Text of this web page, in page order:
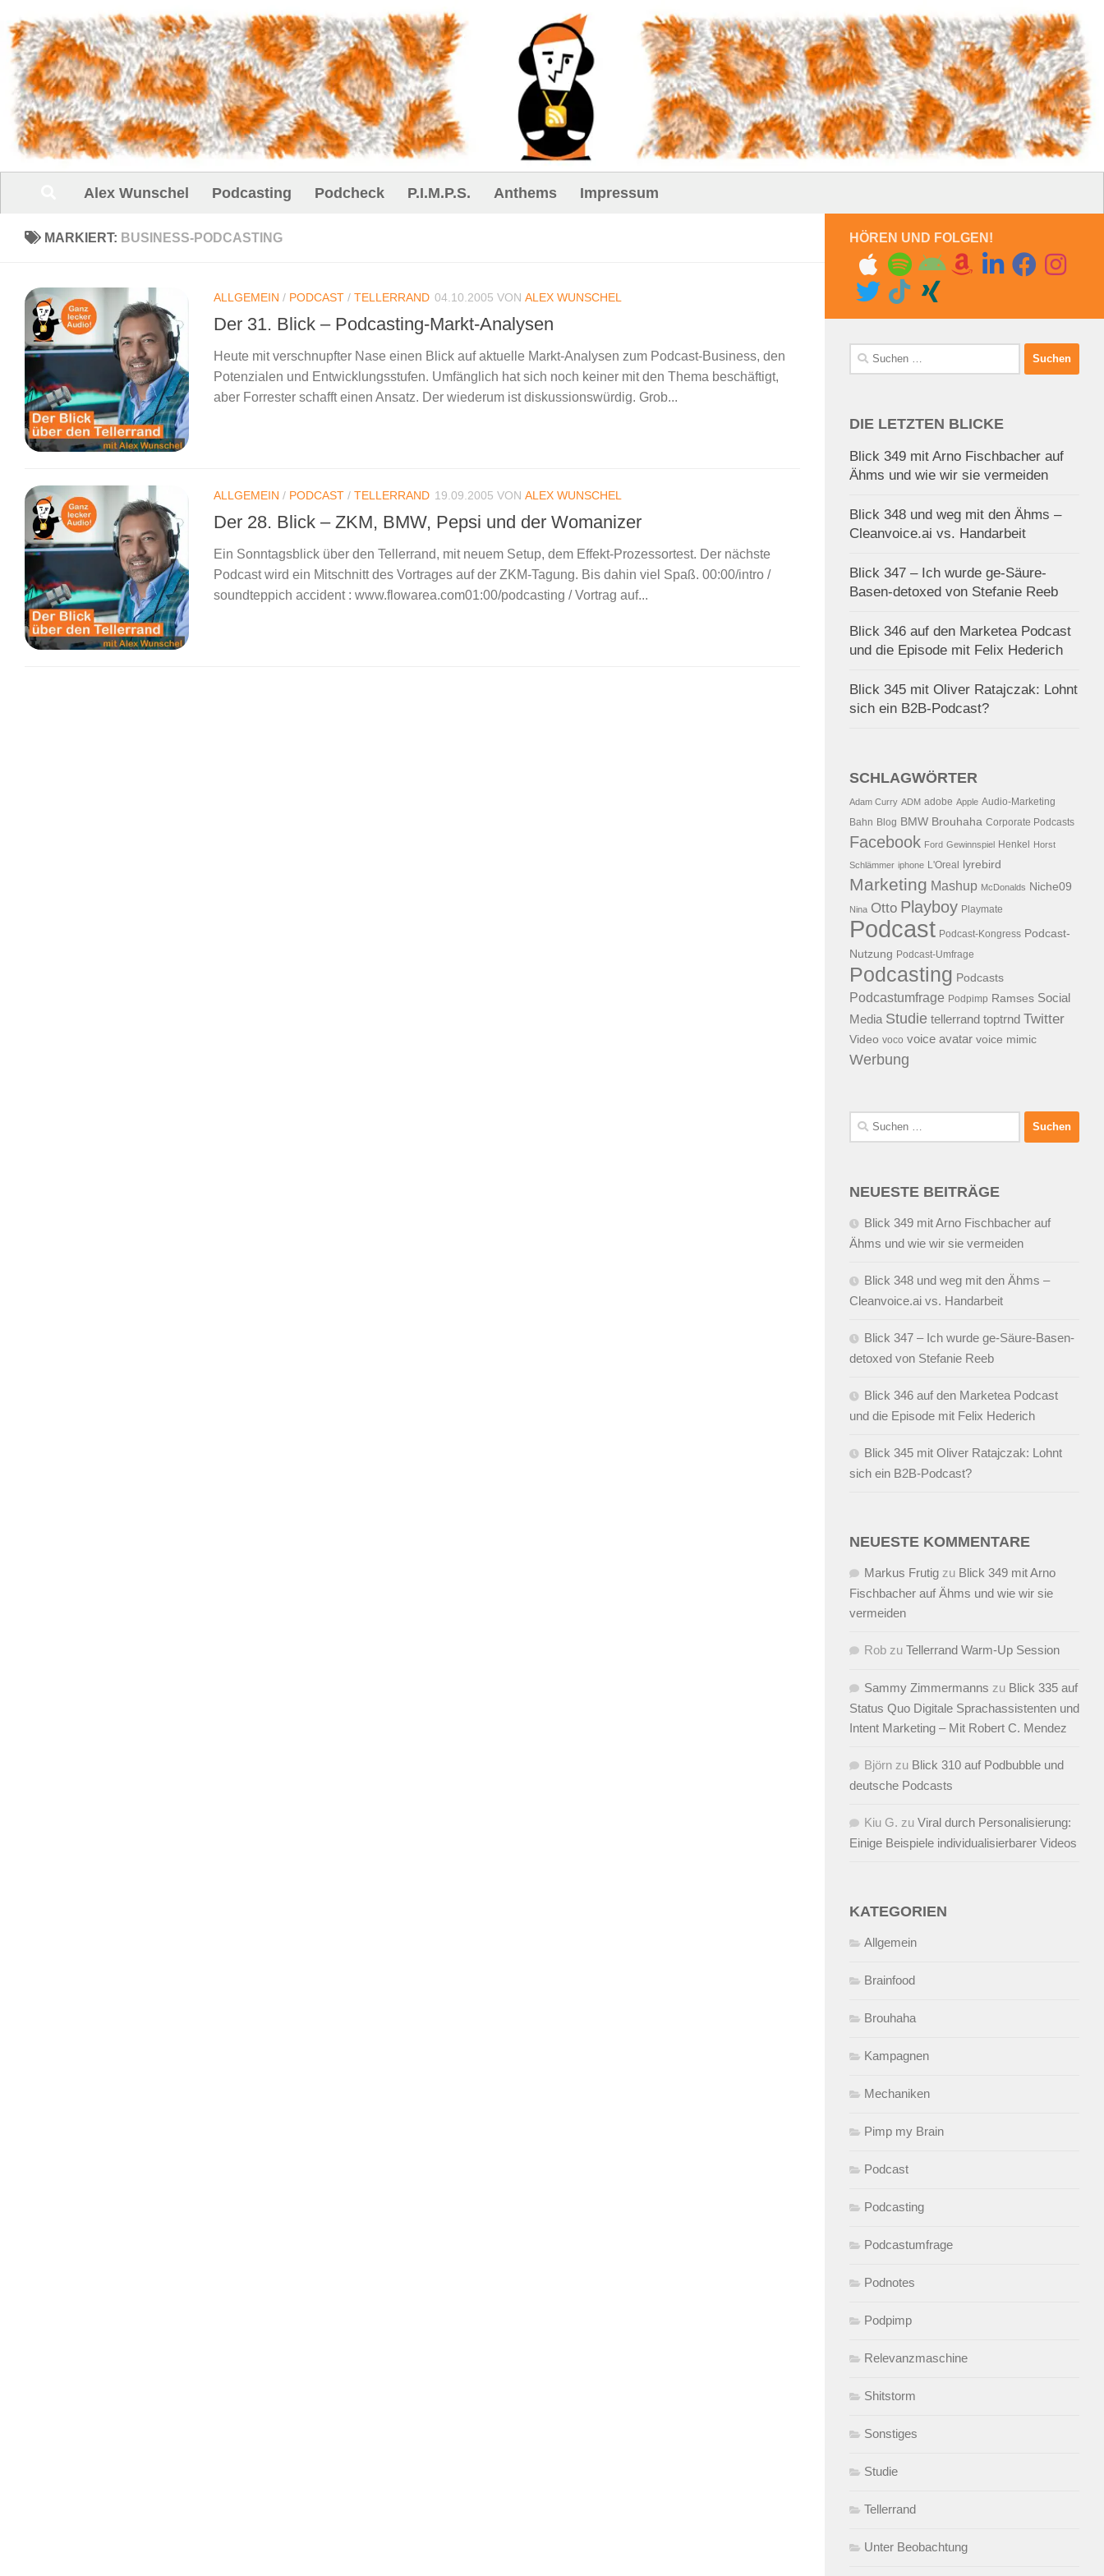
Unter dem Inhalt
Alex Wunschel Podcasting Podcheck P.I.M.P.S. Anthems Impressum
MARKIERT: BUSINESS-PODCASTING
ALLGEMEIN / PODCAST / TELLERRAND 04.10.2005 VON ALEX WUNSCHEL
Der 31. Blick – Podcasting-Markt-Analysen
Heute mit verschnupfter Nase einen Blick auf aktuelle Markt-Analysen zum Podcast-Business, den
Potenzialen und Entwicklungsstufen. Umfänglich hat sich noch keiner mit den Thema beschäftigt,
aber Forrester schafft einen Ansatz. Der wiederum ist diskussionswürdig. Grob...
ALLGEMEIN / PODCAST / TELLERRAND 19.09.2005 VON ALEX WUNSCHEL
Der 28. Blick – ZKM, BMW, Pepsi und der Womanizer
Ein Sonntagsblick über den Tellerrand, mit neuem Setup, dem Effekt-Prozessortest. Der nächste
Podcast wird ein Mitschnitt des Vortrages auf der ZKM-Tagung. Bis dahin viel Spaß. 00:00/intro /
soundteppich accident : www.flowarea.com01:00/podcasting / Vortrag auf...
HÖREN UND FOLGEN!
Suchen
nach:
DIE LETZTEN BLICKE
Blick 349 mit Arno Fischbacher auf
Ähms und wie wir sie vermeiden
Blick 348 und weg mit den Ähms –
Cleanvoice.ai vs. Handarbeit
Blick 347 – Ich wurde ge-Säure-
Basen-detoxed von Stefanie Reeb
Blick 346 auf den Marketea Podcast
und die Episode mit Felix Hederich
Blick 345 mit Oliver Ratajczak: Lohnt
sich ein B2B-Podcast?
SCHLAGWÖRTER
Adam Curry ADM adobe Apple Audio-Marketing
Bahn Blog BMW Brouhaha Corporate Podcasts
Facebook Ford Gewinnspiel Henkel Horst
Schlämmer iphone L'Oreal lyrebird
Marketing Mashup McDonalds Niche09
Nina Otto Playboy Playmate
Podcast Podcast-Kongress Podcast-
Nutzung Podcast-Umfrage
Podcasting Podcasts
Podcastumfrage Podpimp Ramses Social
Media Studie tellerrand toptrnd Twitter
Video voco voice avatar voice mimic
Werbung
Suchen
nach:
NEUESTE BEITRÄGE
Blick 349 mit Arno Fischbacher auf
Ähms und wie wir sie vermeiden
Blick 348 und weg mit den Ähms –
Cleanvoice.ai vs. Handarbeit
Blick 347 – Ich wurde ge-Säure-Basen-
detoxed von Stefanie Reeb
Blick 346 auf den Marketea Podcast
und die Episode mit Felix Hederich
Blick 345 mit Oliver Ratajczak: Lohnt
sich ein B2B-Podcast?
NEUESTE KOMMENTARE
Markus Frutig zu Blick 349 mit Arno
Fischbacher auf Ähms und wie wir sie
vermeiden
Rob zu Tellerrand Warm-Up Session
Sammy Zimmermanns zu Blick 335 auf
Status Quo Digitale Sprachassistenten und
Intent Marketing – Mit Robert C. Mendez
Björn zu Blick 310 auf Podbubble und
deutsche Podcasts
Kiu G. zu Viral durch Personalisierung:
Einige Beispiele individualisierbarer Videos
KATEGORIEN
Allgemein
Brainfood
Brouhaha
Kampagnen
Mechaniken
Pimp my Brain
Podcast
Podcasting
Podcastumfrage
Podnotes
Podpimp
Relevanzmaschine
Shitstorm
Sonstiges
Studie
Tellerrand
Unter Beobachtung